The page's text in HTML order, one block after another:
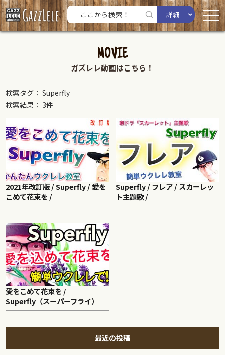
詳細
MOVIE
ガズレレ動画はこちら！
検索タグ： Superfly
検索結果： 3件
2021年改訂版 / Superfly / 愛を
こめて花束を /
Superfly / フレア / スカーレッ
ト主題歌 /
愛をこめて花束を /
Superfly（スーパーフライ）
最近の投稿